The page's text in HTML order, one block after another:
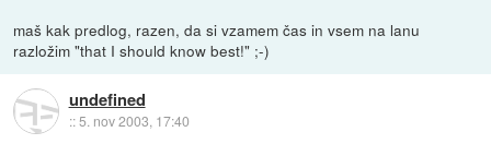
maš kak predlog, razen, da si vzamem čas in vsem na lanu
razložim "that I should know best!" ;-)
undefined
::5. nov 2003, 17:40